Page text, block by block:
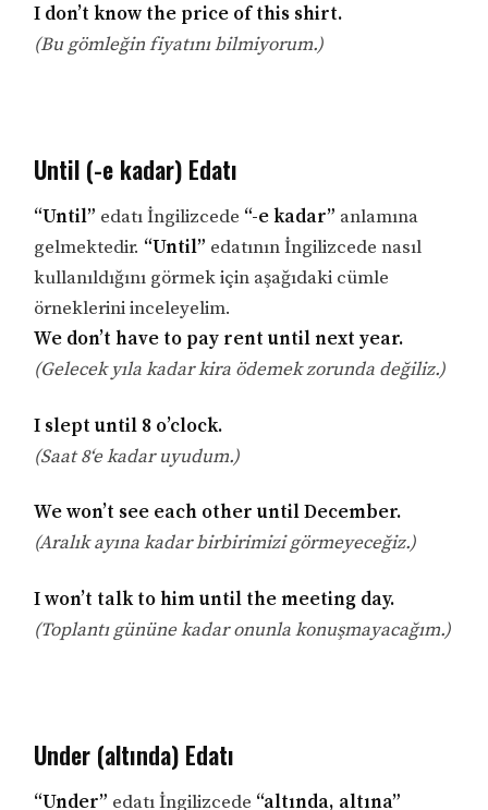
I don’t know the price of this shirt.
(Bu gömleğin fiyatını bilmiyorum.)
Until (-e kadar) Edatı
“Until” edatı İngilizcede “-e kadar” anlamına
gelmektedir. “Until” edatının İngilizcede nasıl
kullanıldığını görmek için aşağıdaki cümle
örneklerini inceleyelim.
We don’t have to pay rent until next year.
(Gelecek yıla kadar kira ödemek zorunda değiliz.)
I slept until 8 o’clock.
(Saat 8‘e kadar uyudum.)
We won’t see each other until December.
(Aralık ayına kadar birbirimizi görmeyeceğiz.)
I won’t talk to him until the meeting day.
(Toplantı gününe kadar onunla konuşmayacağım.)
Under (altında) Edatı
“Under” edatı İngilizcede “altında, altına”